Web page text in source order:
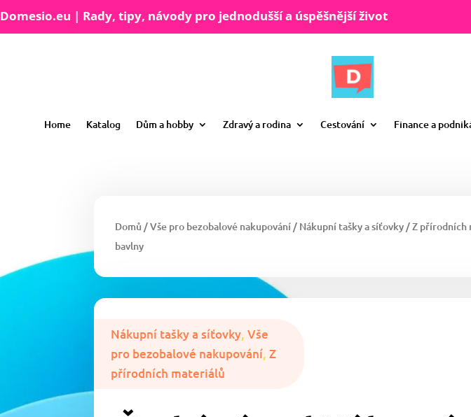
Domesio.eu | Rady, tipy, návody pro jednodušší a úspěšnější život
Home Katalog Dům a hobby Zdravý a rodina Cestování Finance a
Domů /Vše pro bezobalové nakupování / Nákupní tašky a síťovky /Z přírodních
bavlny
Nákupní tašky a síťovky,Vše
pro bezobalové nakupování,Z
přírodních materiálů